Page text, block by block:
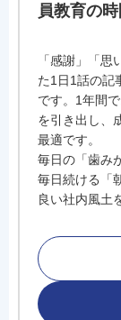
員教育の時
「感謝」「
た1日1話の記
です。1年間
を引き出し、
最適です。
毎日の「歯み
毎日続ける「
良い社内風土